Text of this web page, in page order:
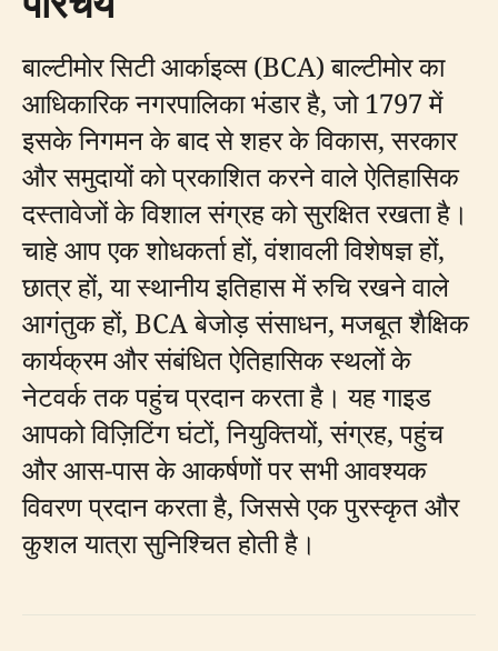
बाल्टीमोर सिटी आर्काइव्स (BCA) बाल्टीमोर का
आधिकारिक नगरपालिका भंडार है, जो 1797 में
इसके निगमन के बाद से शहर के विकास, सरकार
और समुदायों को प्रकाशित करने वाले ऐतिहासिक
दस्तावेजों के विशाल संग्रह को सुरक्षित रखता है।
चाहे आप एक शोधकर्ता हों, वंशावली विशेषज्ञ हों,
छात्र हों, या स्थानीय इतिहास में रुचि रखने वाले
आगंतुक हों, BCA बेजोड़ संसाधन, मजबूत शैक्षिक
कार्यक्रम और संबंधित ऐतिहासिक स्थलों के
नेटवर्क तक पहुंच प्रदान करता है। यह गाइड
आपको विज़िटिंग घंटों, नियुक्तियों, संग्रह, पहुंच
और आस-पास के आकर्षणों पर सभी आवश्यक
विवरण प्रदान करता है, जिससे एक पुरस्कृत और
कुशल यात्रा सुनिश्चित होती है।